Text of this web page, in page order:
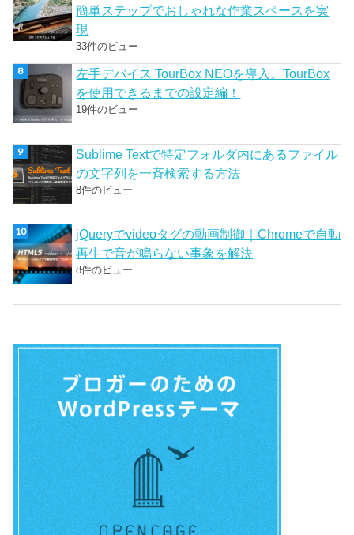
簡単ステップでおしゃれな作業スペースを実
現
33件のビュー
左手デバイス TourBox NEOを導入。TourBox
を使用できるまでの設定編！
19件のビュー
Sublime Textで特定フォルダ内にあるファイル
の文字列を一斉検索する方法
8件のビュー
jQueryでvideoタグの動画制御｜Chromeで自動
再生で音が鳴らない事象を解決
8件のビュー